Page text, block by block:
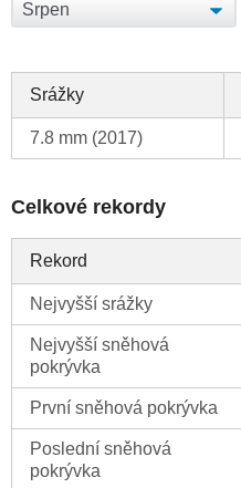
Srážky
7.8 mm (2017)
Celkové rekordy
Rekord
Nejvyšší srážky
Nejvyšší sněhová
pokrývka
První sněhová pokrývka
Poslední sněhová
pokrývka